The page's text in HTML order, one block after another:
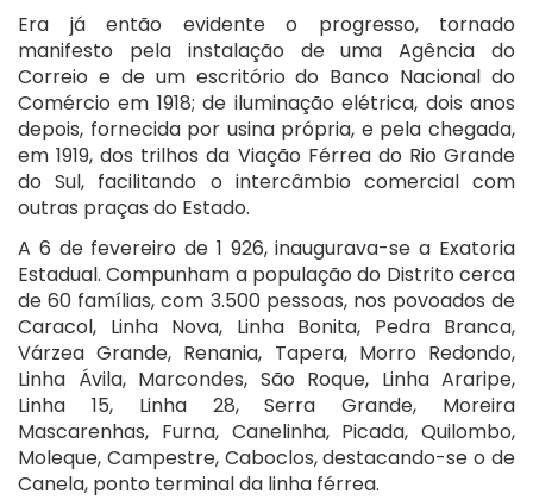
Era já então evidente o progresso, tornado
manifesto pela instalação de uma Agência do
Correio e de um escritório do Banco Nacional do
Comércio em 1918; de iluminação elétrica, dois anos
depois, fornecida por usina própria, e pela chegada,
em 1919, dos trilhos da Viação Férrea do Rio Grande
do Sul, facilitando o intercâmbio comercial com
outras praças do Estado.
A 6 de fevereiro de 1 926, inaugurava-se a Exatoria
Estadual. Compunham a população do Distrito cerca
de 60 famílias, com 3.500 pessoas, nos povoados de
Caracol, Linha Nova, Linha Bonita, Pedra Branca,
Várzea Grande, Renania, Tapera, Morro Redondo,
Linha Ávila, Marcondes, São Roque, Linha Araripe,
Linha 15, Linha 28, Serra Grande, Moreira
Mascarenhas, Furna, Canelinha, Picada, Quilombo,
Moleque, Campestre, Caboclos, destacando-se o de
Canela, ponto terminal da linha férrea.